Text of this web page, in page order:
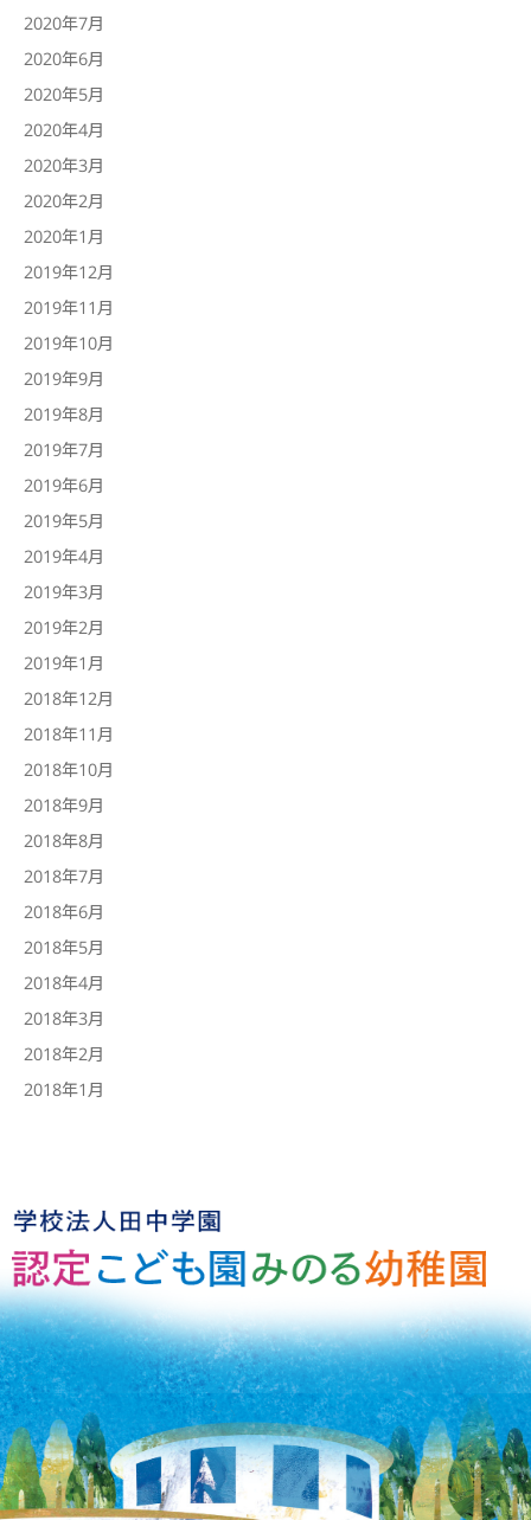
2020年7月
2020年6月
2020年5月
2020年4月
2020年3月
2020年2月
2020年1月
2019年12月
2019年11月
2019年10月
2019年9月
2019年8月
2019年7月
2019年6月
2019年5月
2019年4月
2019年3月
2019年2月
2019年1月
2018年12月
2018年11月
2018年10月
2018年9月
2018年8月
2018年7月
2018年6月
2018年5月
2018年4月
2018年3月
2018年2月
2018年1月